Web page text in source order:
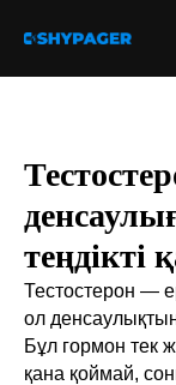
теңдікті
Тестостерон —
ол денсаулықтың
Бұл гормон тек
қана қоймай,